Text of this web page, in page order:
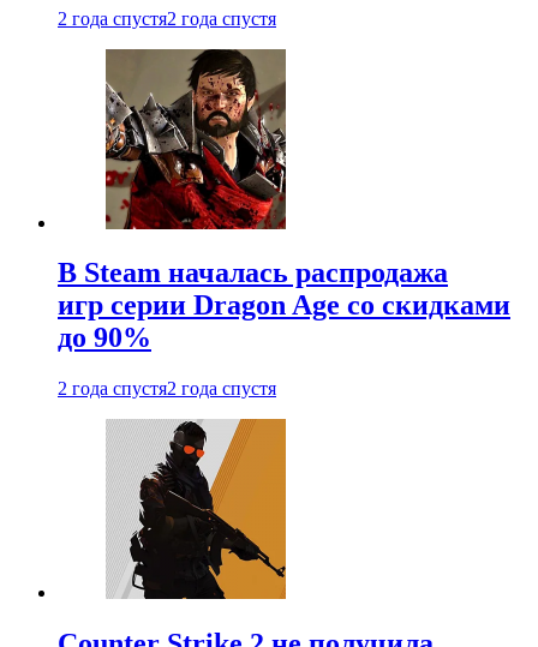
2 года спустя2 года спустя
В Steam началась распродажа
игр серии Dragon Age со скидками
до 90%
2 года спустя2 года спустя